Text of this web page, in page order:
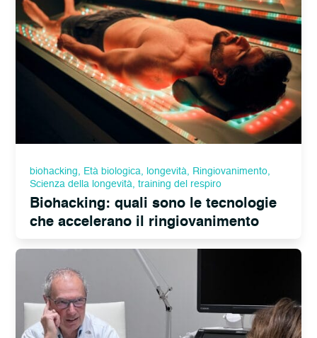
Biohacking: quali sono le tecnologie
che accelerano il ringiovanimento
biohacking, Età biologica, longevità, Ringiovanimento,
Scienza della longevità, training del respiro